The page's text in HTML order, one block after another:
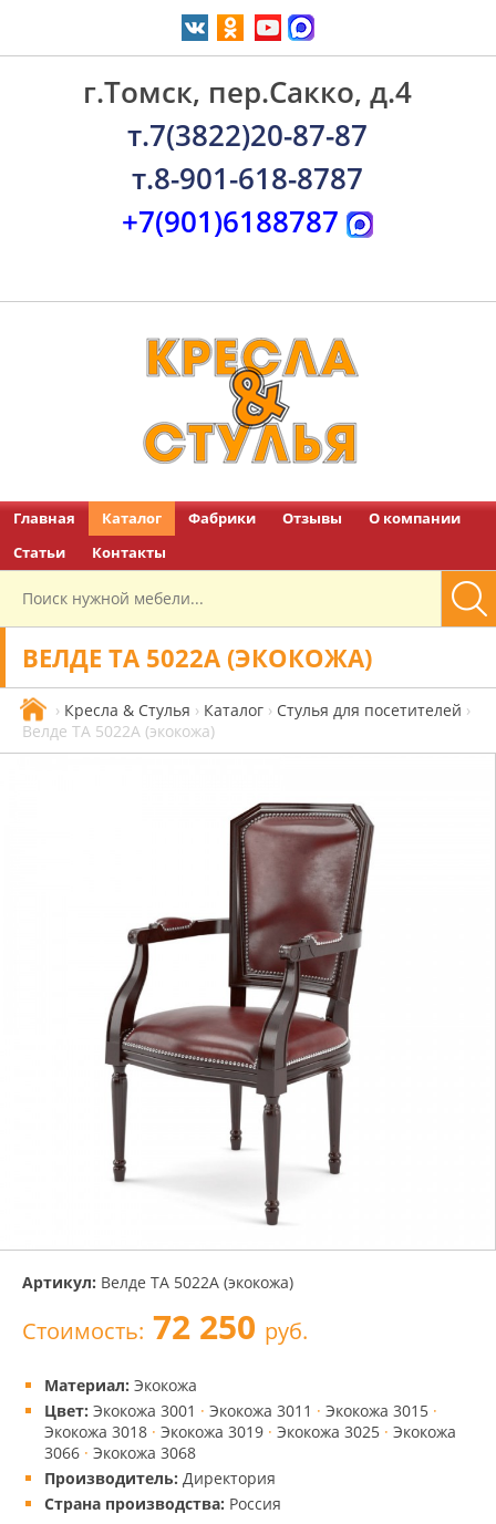
г.Томск, пер.Сакко, д.4
т.7(3822)20-87-87
т.8-901-618-8787
+7(901)6188787
Главная Каталог Фабрики Отзывы
О компании
Статьи
Контакты
ВЕЛДЕ ТА 5022A (ЭКОКОЖА)
› Кресла & Стулья › Каталог › Стулья для посетителей ›
Велде ТА 5022A (экокожа)
Артикул: Велде ТА 5022A (экокожа)
Стоимость: 72 250 руб.
Материал: Экокожа
Цвет: Экокожа 3001 · Экокожа 3011 · Экокожа 3015 ·
Экокожа 3018 · Экокожа 3019 · Экокожа 3025 · Экокожа
3066 · Экокожа 3068
Производитель: Директория
Страна производства: Россия